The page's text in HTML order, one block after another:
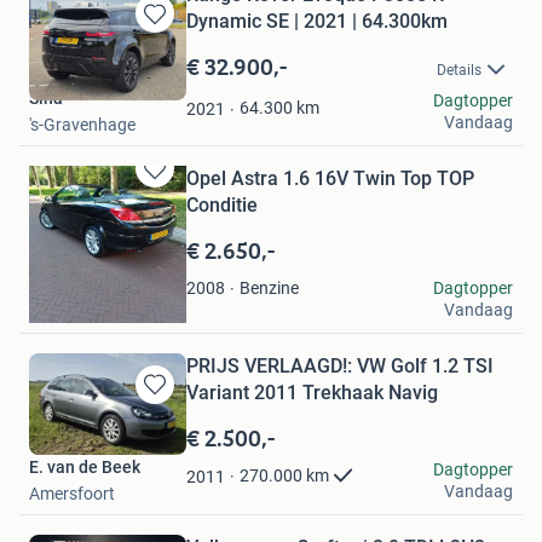
Bewaren
in
Mijn
Favorieten
Dynamic SE | 2021 | 64.300km
€ 32.900,- Details
2021 64.300 km
Sina
's-Gravenhage
Dagtopper
Vandaag
Bewaren
in
Mijn
Favorieten
Opel Astra 1.6 16V Twin Top TOP
Conditie
€ 2.650,-
2008 Benzine
's-Gravenhage
Dagtopper
Vandaag
Bewaren
in
Mijn
Favorieten
PRIJS VERLAAGD!: VW Golf 1.2 TSI
Variant 2011 Trekhaak Navig
€ 2.500,-
2011 270.000 km
E. van de Beek
Amersfoort
Dagtopper
Vandaag